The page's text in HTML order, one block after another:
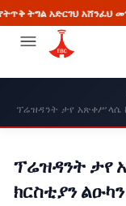
አድርገህ አሸንፈህ መንግሥት
ፕሬዝዳንት ታየ አጽቀሥላሴ
ፕሬዝዳንት ታየ
ክርስቲያን